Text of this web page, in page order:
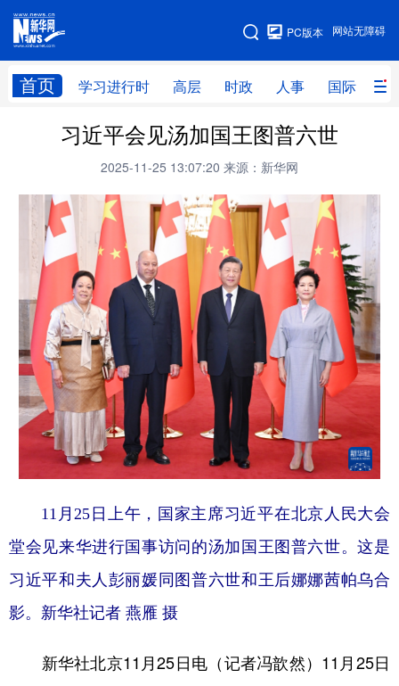
网站无障碍
PC版本
首页 学习进行时 高层 时政 人事 国际 财
网站地图
学习进行时 高层 时政 人事
财经 网评
台湾 思客智库 全球连线 教育
科创 量子 体育
书画 健康 军事
访谈 视频 政务
法律 金融 汽车
食品 人居 信息化 数字经济
学术中国 乡村振兴 银龄 溯源中国
能源 会展
彩票 娱乐 时尚 悦读
公益 一带一路 亚太网 上市公司
文化产业
习近平会见汤加国王图普六世
2025-11-25 13:07:20 来源：新华网
11月25日上午，国家主席习近平在北京人民大会
堂会见来华进行国事访问的汤加国王图普六世。这是
习近平和夫人彭丽媛同图普六世和王后娜娜茜帕乌合
影。 新华社记者 燕雁 摄
新华社北京11月25日电（记者冯歆然）11月25日